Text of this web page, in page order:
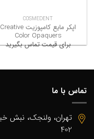
COSMEDENT
اپکر مایع کامپوزیت Creative
Color Opaquers
برای قیمت تماس بگیرید
تماس با ما
402